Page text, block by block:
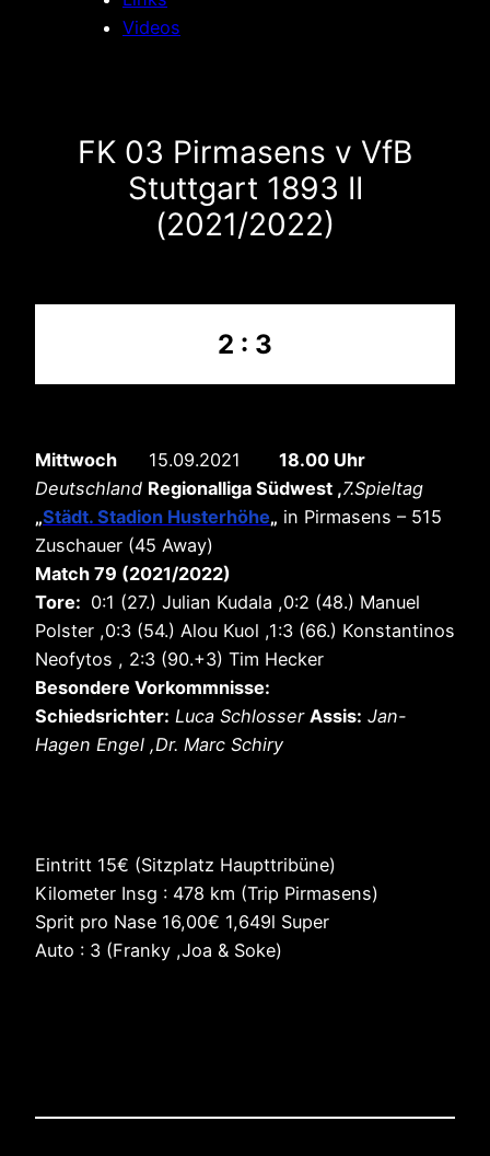
Videos
FK 03 Pirmasens v VfB
Stuttgart 1893 II
(2021/2022)
2 : 3
Mittwoch 15.09.2021 18.00 Uhr
Deutschland Regionalliga Südwest ,7.Spieltag
„Städt. Stadion Husterhöhe„ in Pirmasens – 515
Zuschauer (45 Away)
Match 79 (2021/2022)
Tore: 0:1 (27.) Julian Kudala ,0:2 (48.) Manuel
Polster ,0:3 (54.) Alou Kuol ,1:3 (66.) Konstantinos
Neofytos , 2:3 (90.+3) Tim Hecker
Besondere Vorkommnisse:
Schiedsrichter: Luca Schlosser Assis: Jan-
Hagen Engel ,Dr. Marc Schiry
Eintritt 15€ (Sitzplatz Haupttribüne)
Kilometer Insg : 478 km (Trip Pirmasens)
Sprit pro Nase 16,00€ 1,649l Super
Auto : 3 (Franky ,Joa & Soke)